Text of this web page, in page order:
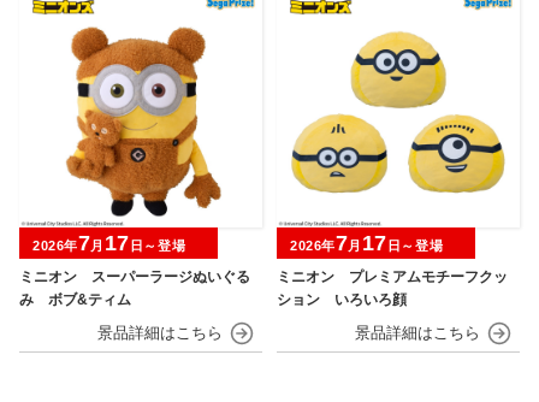
ミニオン スーパーラージぬいぐる
み ボブ&ティム
2026年7月 17 日～登場
ミニオン プレミアムモチーフクッ
ション いろいろ顔
2026年7月 17 日～登場